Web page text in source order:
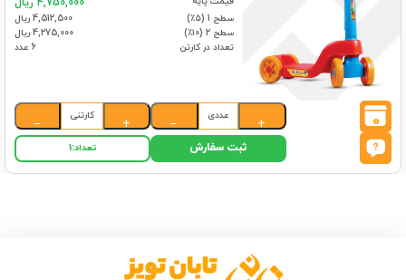
4,750,000 ریال
سطح 1 (۵٪)
4,512,500 ریال
سطح 2 (۱۰٪)
4,275,000 ریال
تعداد در کارتن
6 عدد
0
+
عددی
−
+
کارتنی
−
ثبت سفارش تعداد:1